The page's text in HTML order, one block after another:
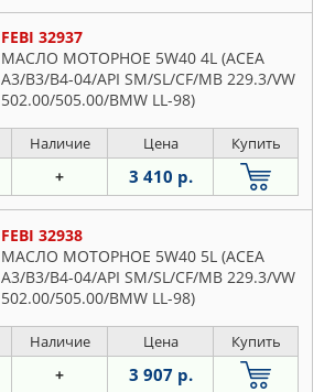
FEBI 32937
МАСЛО МОТОРНОЕ 5W40 4L (ACEA
A3/B3/B4-04/API SM/SL/CF/MB 229.3/VW
502.00/505.00/BMW LL-98)
Наличие Цена Купить
+ 3 410 р.
FEBI 32938
МАСЛО МОТОРНОЕ 5W40 5L (ACEA
A3/B3/B4-04/API SM/SL/CF/MB 229.3/VW
502.00/505.00/BMW LL-98)
Наличие Цена Купить
+ 3 907 р.